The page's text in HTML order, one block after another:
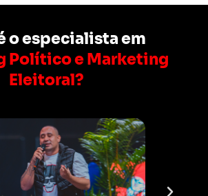
o especialista em
Político e Marketing
Eleitoral?